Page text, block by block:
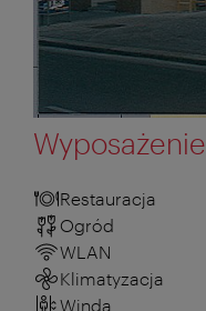
Wyposażenie
Restauracja
Ogród
WLAN
Klimatyzacja
Winda